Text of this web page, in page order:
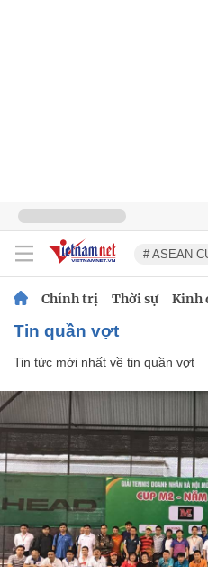
# ASEAN
Chính trị Thời sự Kinh
tin quần vợt
Tin tức mới nhất về tin quần vợt